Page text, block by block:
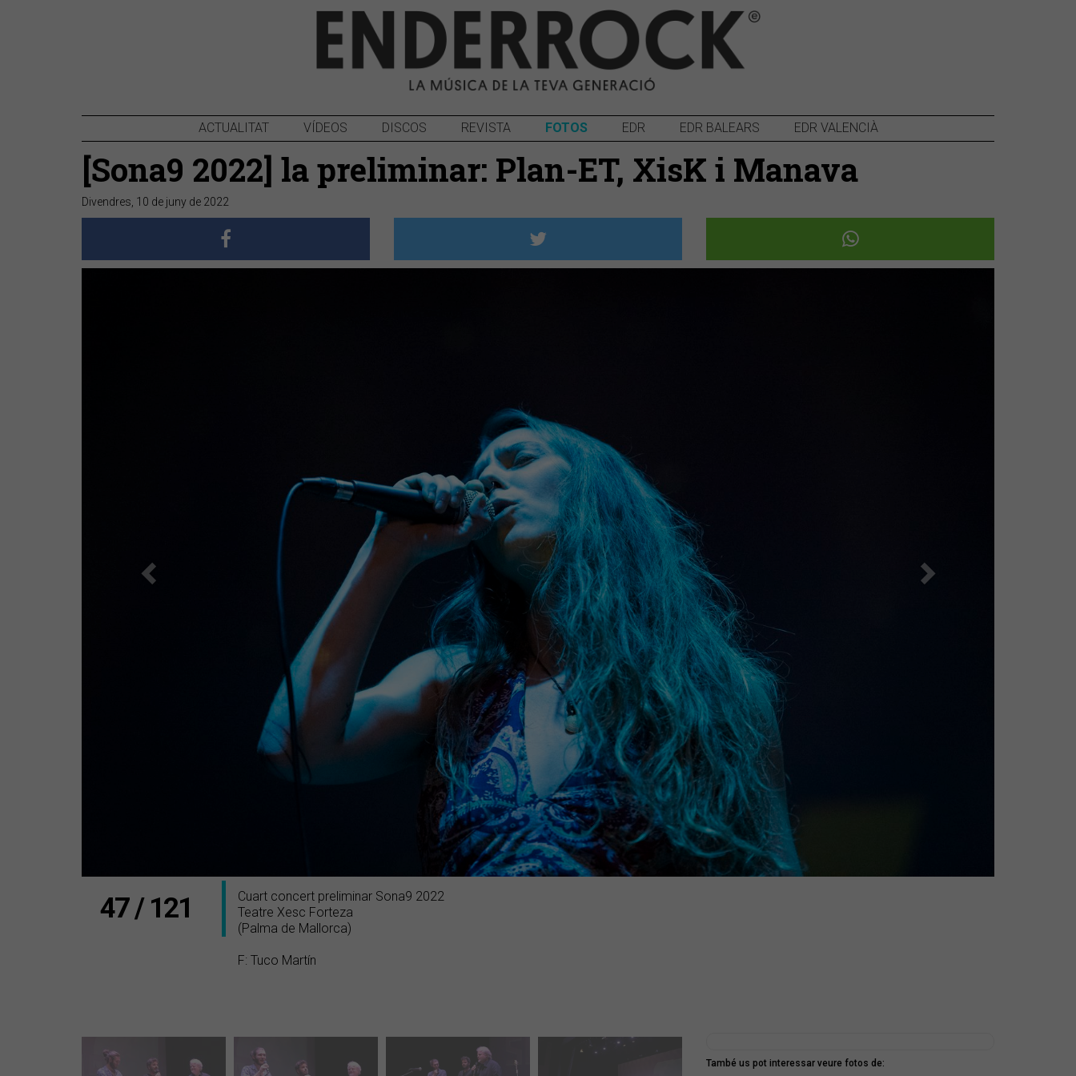
ACTUALITAT VÍDEOS DISCOS REVISTA FOTOS EDR EDR BALEARS EDR VALENCIÀ
[Sona9 2022] la preliminar: Plan-ET, XisK i Manava
Divendres, 10 de juny de 2022
47 / 121
Cuart concert preliminar Sona9 2022
Teatre Xesc Forteza
(Palma de Mallorca)
F: Tuco Martín
També us pot interessar veure fotos de: